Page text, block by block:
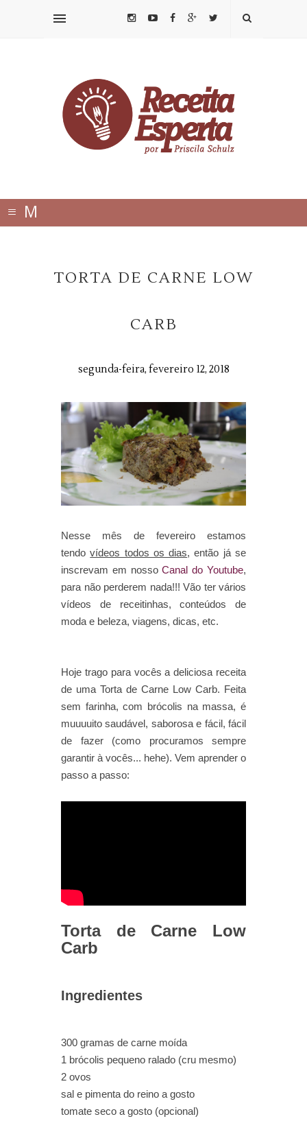
≡ M
TORTA DE CARNE LOW
CARB
segunda-feira, fevereiro 12, 2018
Nesse mês de fevereiro estamos
tendovídeos todos os dias, então já se
inscrevam em nossoCanal do Youtube,
para não perderem nada!!! Vão ter vários
vídeos de receitinhas, conteúdos de
moda e beleza, viagens, dicas, etc.
Hoje trago para vocês a deliciosa receita
de uma Torta de Carne Low Carb. Feita
sem farinha, com brócolis na massa, é
muuuuito saudável, saborosa e fácil, fácil
de fazer (como procuramos sempre
garantir à vocês... hehe). Vem aprender o
passo a passo:
Torta de Carne Low
Carb
Ingredientes
300 gramas de carne moída
1 brócolis pequeno ralado (cru mesmo)
2 ovos
sal e pimenta do reino a gosto
tomate seco a gosto (opcional)